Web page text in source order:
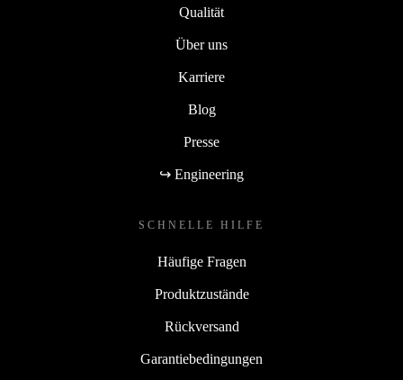
Qualität
Über uns
Karriere
Blog
Presse
↪ Engineering
SCHNELLE HILFE
Häufige Fragen
Produktzustände
Rückversand
Garantiebedingungen